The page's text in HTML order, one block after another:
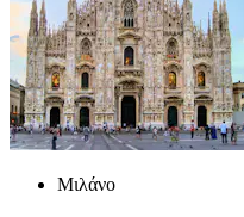
Μιλάνο